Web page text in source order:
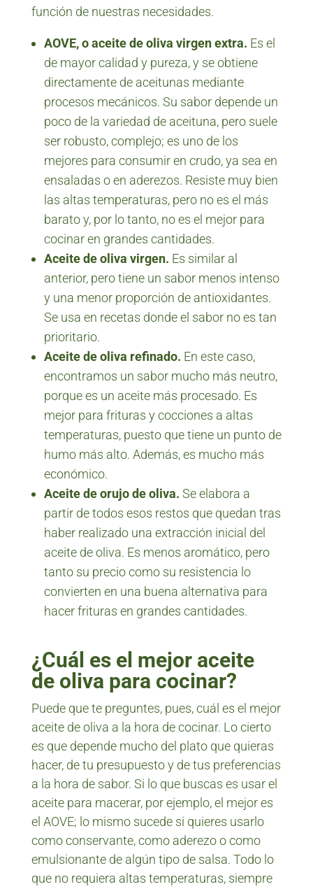
función de nuestras necesidades.
AOVE, o aceite de oliva virgen extra. Es el
de mayor calidad y pureza, y se obtiene
directamente de aceitunas mediante
procesos mecánicos. Su sabor depende un
poco de la variedad de aceituna, pero suele
ser robusto, complejo; es uno de los
mejores para consumir en crudo, ya sea en
ensaladas o en aderezos. Resiste muy bien
las altas temperaturas, pero no es el más
barato y, por lo tanto, no es el mejor para
cocinar en grandes cantidades.
Aceite de oliva virgen. Es similar al
anterior, pero tiene un sabor menos intenso
y una menor proporción de antioxidantes.
Se usa en recetas donde el sabor no es tan
prioritario.
Aceite de oliva refinado. En este caso,
encontramos un sabor mucho más neutro,
porque es un aceite más procesado. Es
mejor para frituras y cocciones a altas
temperaturas, puesto que tiene un punto de
humo más alto. Además, es mucho más
económico.
Aceite de orujo de oliva. Se elabora a
partir de todos esos restos que quedan tras
haber realizado una extracción inicial del
aceite de oliva. Es menos aromático, pero
tanto su precio como su resistencia lo
convierten en una buena alternativa para
hacer frituras en grandes cantidades.
¿Cuál es el mejor aceite
de oliva para cocinar?
Puede que te preguntes, pues, cuál es el mejor
aceite de oliva a la hora de cocinar. Lo cierto
es que depende mucho del plato que quieras
hacer, de tu presupuesto y de tus preferencias
a la hora de sabor. Si lo que buscas es usar el
aceite para macerar, por ejemplo, el mejor es
el AOVE; lo mismo sucede si quieres usarlo
como conservante, como aderezo o como
emulsionante de algún tipo de salsa. Todo lo
que no requiera altas temperaturas, siempre